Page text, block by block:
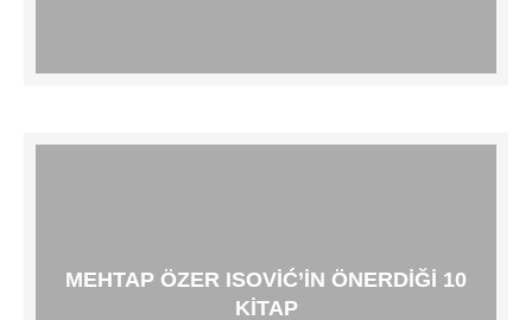
MEHTAP ÖZER ISOVIĆ’IN ÖNERDIĞI 10
KITAP